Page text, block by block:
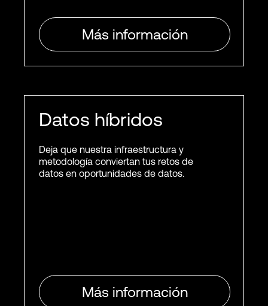
Más información
Datos híbridos
Deja que nuestra infraestructura y
metodología conviertan tus retos de
datos en oportunidades de datos.
Más información